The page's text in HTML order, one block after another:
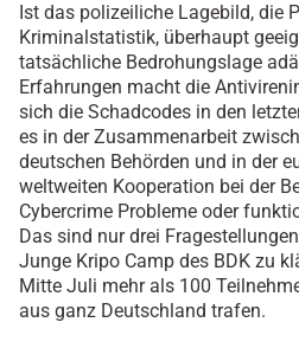
Ist das polizeiliche Lagebild, die
Kriminalstatistik, überhaupt
tatsächliche Bedrohungslage
Erfahrungen macht die
sich die Schadcodes in den
es in der Zusammenarbeit
deutschen Behörden und in der
weltweiten Kooperation bei der
Cybercrime Probleme oder
Das sind nur drei
Junge Kripo Camp des BDK zu
Mitte Juli mehr als 100
aus ganz Deutschland trafen.